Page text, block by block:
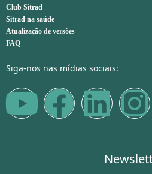
Club Sitrad
Sitrad na saúde
Atualização de versões
FAQ
Siga-nos nas mídias sociais: